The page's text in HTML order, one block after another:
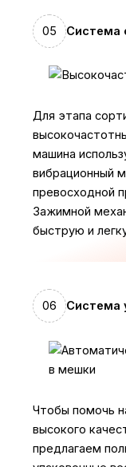
05 Система
Для этапа
машина
вибрационный
превосходной
Зажимной
быструю и
06 Система
Чтобы помочь
высокого
предлагаем